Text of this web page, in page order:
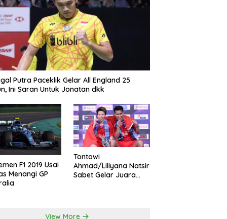
Putra Paceklik Gelar All England 25
Ini Saran Untuk Jonatan dkk
F1 2019 Usai
Menangi GP
Tontowi
Ahmad/Liliyana Natsir
Sabet Gelar Juara
View More